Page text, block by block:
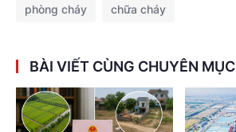
phòng cháy chữa cháy
BÀI VIẾT CÙNG CHUYÊN MỤC